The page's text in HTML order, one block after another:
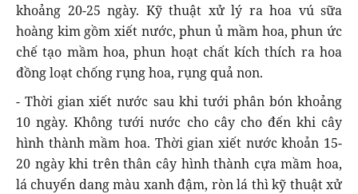
khoảng 20-25 ngày. Kỹ thuật xử lý ra hoa vú sữa
hoàng kim gồm xiết nước, phun ủ mầm hoa, phun ức
chế tạo mầm hoa, phun hoạt chất kích thích ra hoa
đồng loạt chống rụng hoa, rụng quả non.
- Thời gian xiết nước sau khi tưới phân bón khoảng
10 ngày. Không tưới nước cho cây cho đến khi cây
hình thành mầm hoa. Thời gian xiết nước khoản 15-
20 ngày khi trên thân cây hình thành cựa mầm hoa,
lá chuyển dang màu xanh đậm, ròn lá thì kỹ thuật xử